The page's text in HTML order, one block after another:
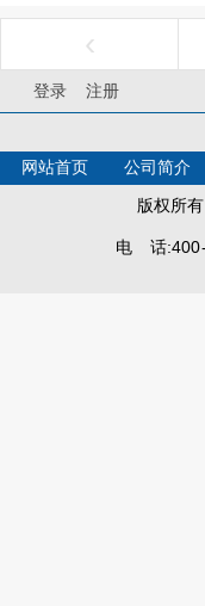
‹
登录 注册
网站首页 公司简介
版权所
电 话:400-